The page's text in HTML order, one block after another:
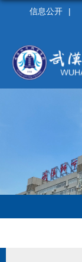
信息公开 |